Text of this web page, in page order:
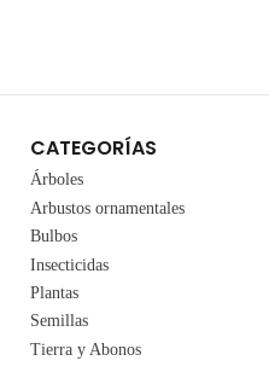
CATEGORÍAS
Árboles
Arbustos ornamentales
Bulbos
Insecticidas
Plantas
Semillas
Tierra y Abonos